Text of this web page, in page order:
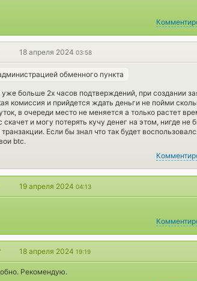
18 апреля 2024 03:58
обменного пункта
больше 2х часов подтверждений, при создании
комиссия и прийдется ждать деньги не пойми
в очереди место не меняется а только растет
и могу потерять кучу денег на этом, нигде не
Если бы знал что так будет
btc.
19 апреля 2024 04:13
18 апреля 2024 19:19
Рекомендую.